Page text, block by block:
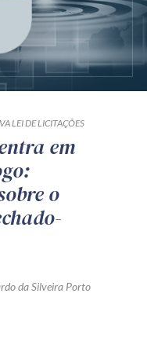
LEI DE LICITAÇÕES
em
o
da Silveira Porto